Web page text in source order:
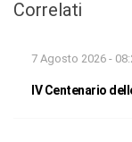
Correlati
7 Agosto 2026 -
IV Centenario